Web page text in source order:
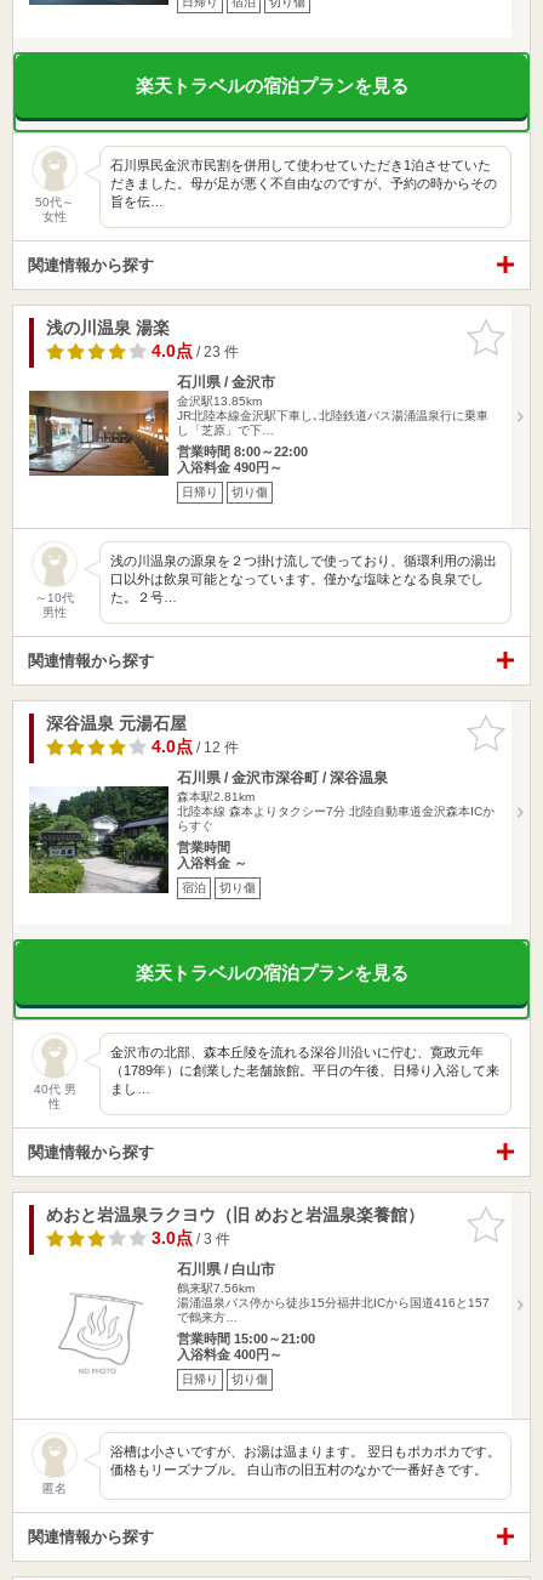
楽天トラベルの宿泊プランを見る
50代～
女性
石川県民金沢市民割を併用して使わせていただき1泊させていた
だきました。母が足が悪く不自由なのですが、予約の時からその
旨を伝…
関連情報から探す
お気に入
りに追加
浅の川温泉 湯楽
4.0点/ 23 件
石川県 / 金沢市
金沢駅13.85km
JR北陸本線金沢駅下車し､北陸鉄道バス湯涌温泉行に乗車
し「芝原」で下…
営業時間 8:00～22:00
入浴料金 490円～
日帰り 切り傷
～10代
男性
浅の川温泉の源泉を２つ掛け流しで使っており、循環利用の湯出
口以外は飲泉可能となっています。僅かな塩味となる良泉でし
た。２号…
関連情報から探す
お気に入
りに追加
深谷温泉 元湯石屋
4.0点/ 12 件
石川県 / 金沢市深谷町 / 深谷温泉
森本駅2.81km
北陸本線 森本よりタクシー7分 北陸自動車道金沢森本ICか
らすぐ
営業時間
入浴料金 ～
宿泊 切り傷
楽天トラベルの宿泊プランを見る
40代 男
性
金沢市の北部、森本丘陵を流れる深谷川沿いに佇む、寛政元年
（1789年）に創業した老舗旅館。平日の午後、日帰り入浴して来
まし…
関連情報から探す
お気に入
りに追加
めおと岩温泉ラクヨウ（旧 めおと岩温泉楽養館）
3.0点/ 3 件
石川県 / 白山市
鶴来駅7.56km
湯涌温泉バス停から徒歩15分福井北ICから国道416と157
で鶴来方…
営業時間 15:00～21:00
入浴料金 400円～
日帰り 切り傷
匿名
浴槽は小さいですが、お湯は温まります。 翌日もポカポカです。
価格もリーズナブル。 白山市の旧五村のなかで一番好きです。
関連情報から探す